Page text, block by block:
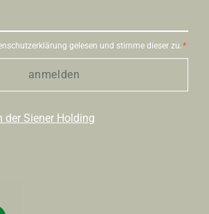
gelesen und stimme dieser zu.
anmelden
der Siener Holding